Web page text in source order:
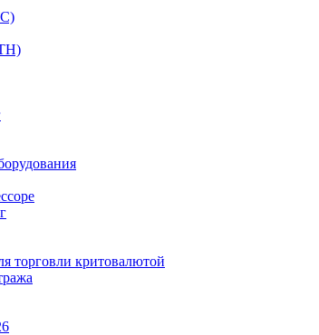
торговли критовалютой